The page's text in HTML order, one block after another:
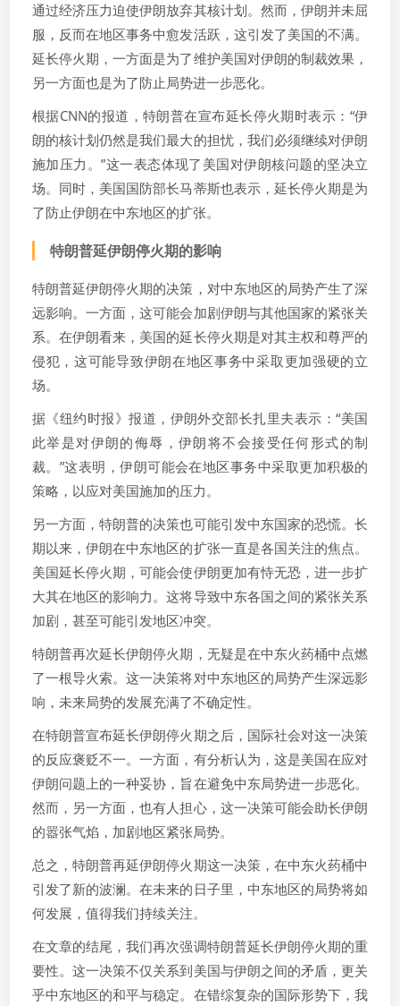
通过经济压力迫使伊朗放弃其核计划。然而，伊朗并未屈
服，反而在地区事务中愈发活跃，这引发了美国的不满。
延长停火期，一方面是为了维护美国对伊朗的制裁效果，
另一方面也是为了防止局势进一步恶化。
根据CNN的报道，特朗普在宣布延长停火期时表示：“伊
朗的核计划仍然是我们最大的担忧，我们必须继续对伊朗
施加压力。”这一表态体现了美国对伊朗核问题的坚决立
场。同时，美国国防部长马蒂斯也表示，延长停火期是为
了防止伊朗在中东地区的扩张。
特朗普延伊朗停火期的影响
特朗普延伊朗停火期的决策，对中东地区的局势产生了深
远影响。一方面，这可能会加剧伊朗与其他国家的紧张关
系。在伊朗看来，美国的延长停火期是对其主权和尊严的
侵犯，这可能导致伊朗在地区事务中采取更加强硬的立
场。
据《纽约时报》报道，伊朗外交部长扎里夫表示：“美国
此举是对伊朗的侮辱，伊朗将不会接受任何形式的制
裁。”这表明，伊朗可能会在地区事务中采取更加积极的
策略，以应对美国施加的压力。
另一方面，特朗普的决策也可能引发中东国家的恐慌。长
期以来，伊朗在中东地区的扩张一直是各国关注的焦点。
美国延长停火期，可能会使伊朗更加有恃无恐，进一步扩
大其在地区的影响力。这将导致中东各国之间的紧张关系
加剧，甚至可能引发地区冲突。
特朗普再次延长伊朗停火期，无疑是在中东火药桶中点燃
了一根导火索。这一决策将对中东地区的局势产生深远影
响，未来局势的发展充满了不确定性。
在特朗普宣布延长伊朗停火期之后，国际社会对这一决策
的反应褒贬不一。一方面，有分析认为，这是美国在应对
伊朗问题上的一种妥协，旨在避免中东局势进一步恶化。
然而，另一方面，也有人担心，这一决策可能会助长伊朗
的嚣张气焰，加剧地区紧张局势。
总之，特朗普再延伊朗停火期这一决策，在中东火药桶中
引发了新的波澜。在未来的日子里，中东地区的局势将如
何发展，值得我们持续关注。
在文章的结尾，我们再次强调特朗普延长伊朗停火期的重
要性。这一决策不仅关系到美国与伊朗之间的矛盾，更关
乎中东地区的和平与稳定。在错综复杂的国际形势下，我